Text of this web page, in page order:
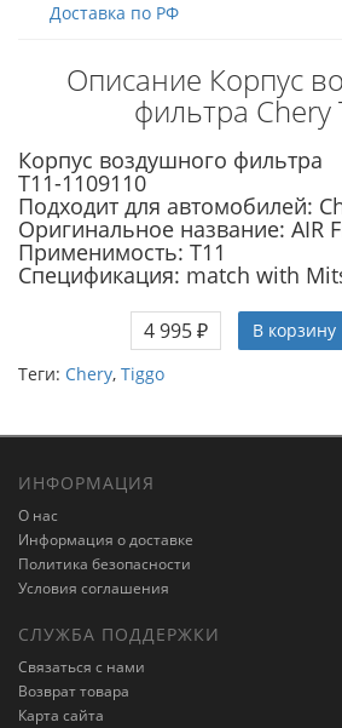
Доставка по РФ
Описание Корпус
фильтра Chery
Корпус воздушного фильтра
T11-1109110
Подходит для автомобилей:
Оригинальное название: AIR
Применимость: T11
Спецификация: match with
4 995 ₽
В корзину
Теги: Chery, Tiggo
ИНФОРМАЦИЯ
О нас
Информация о доставке
Политика безопасности
Условия соглашения
СЛУЖБА ПОДДЕРЖКИ
Связаться с нами
Возврат товара
Карта сайта